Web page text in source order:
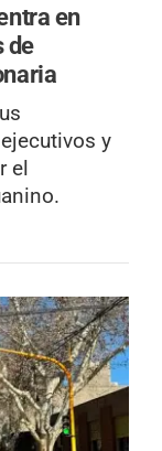
en
de
y
el